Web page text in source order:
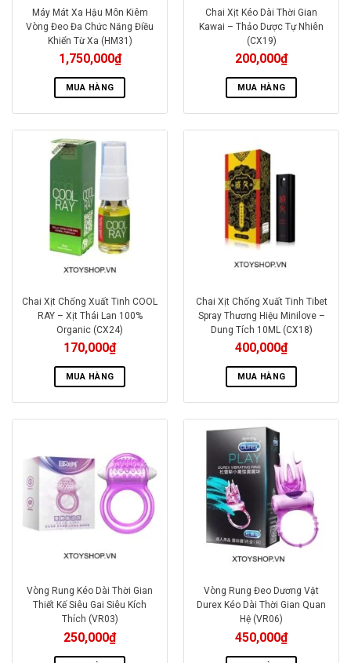
Máy Mát Xa Hậu Môn Kiêm
Vòng Đeo Đa Chức Năng Điều
Khiển Từ Xa (HM31)
1,750,000₫
MUA HÀNG
Chai Xịt Kéo Dài Thời Gian
Kawai – Thảo Dược Tự Nhiên
(CX19)
200,000₫
MUA HÀNG
Chai Xịt Chống Xuất Tinh COOL
RAY – Xịt Thái Lan 100%
Organic (CX24)
170,000₫
MUA HÀNG
Chai Xịt Chống Xuất Tinh Tibet
Spray Thương Hiệu Minilove –
Dung Tích 10ML (CX18)
400,000₫
MUA HÀNG
Vòng Rung Kéo Dài Thời Gian
Thiết Kế Siêu Gai Siêu Kích
Thích (VR03)
250,000₫
Vòng Rung Đeo Dương Vật
Durex Kéo Dài Thời Gian Quan
Hệ (VR06)
450,000₫